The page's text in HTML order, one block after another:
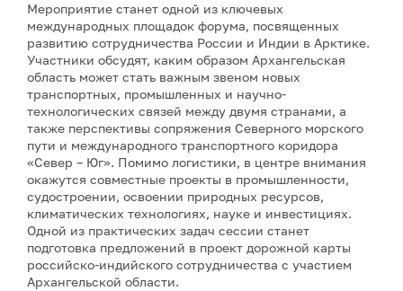
Мероприятие станет одной из ключевых
международных площадок форума, посвященных
развитию сотрудничества России и Индии в Арктике.
Участники обсудят, каким образом Архангельская
область может стать важным звеном новых
транспортных, промышленных и научно-
технологических связей между двумя странами, а
также перспективы сопряжения Северного морского
пути и международного транспортного коридора
«Север – Юг». Помимо логистики, в центре внимания
окажутся совместные проекты в промышленности,
судостроении, освоении природных ресурсов,
климатических технологиях, науке и инвестициях.
Одной из практических задач сессии станет
подготовка предложений в проект дорожной карты
российско-индийского сотрудничества с участием
Архангельской области.